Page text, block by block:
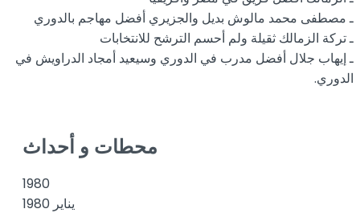
ـ مصطفى محمد مالوش بديل والجزيري أفضل مهاجم بالدوري
ـ تركة الزمالك ثقيلة ولم أحسم الترشح للانتخابات
ـ إيهاب جلال أفضل مدرب في الدوري وسيعيد أمجاد الدراويش في
الدوري.
محطات و أحداث
1980
يناير 1980